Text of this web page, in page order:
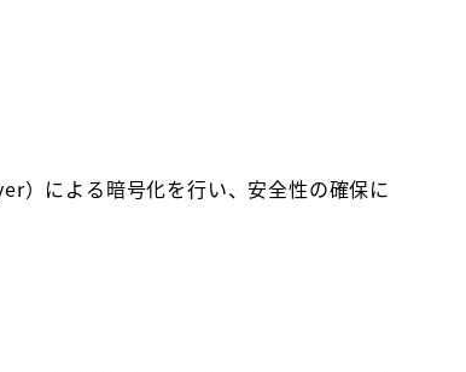
）による暗号化を行い、安全性の確保に